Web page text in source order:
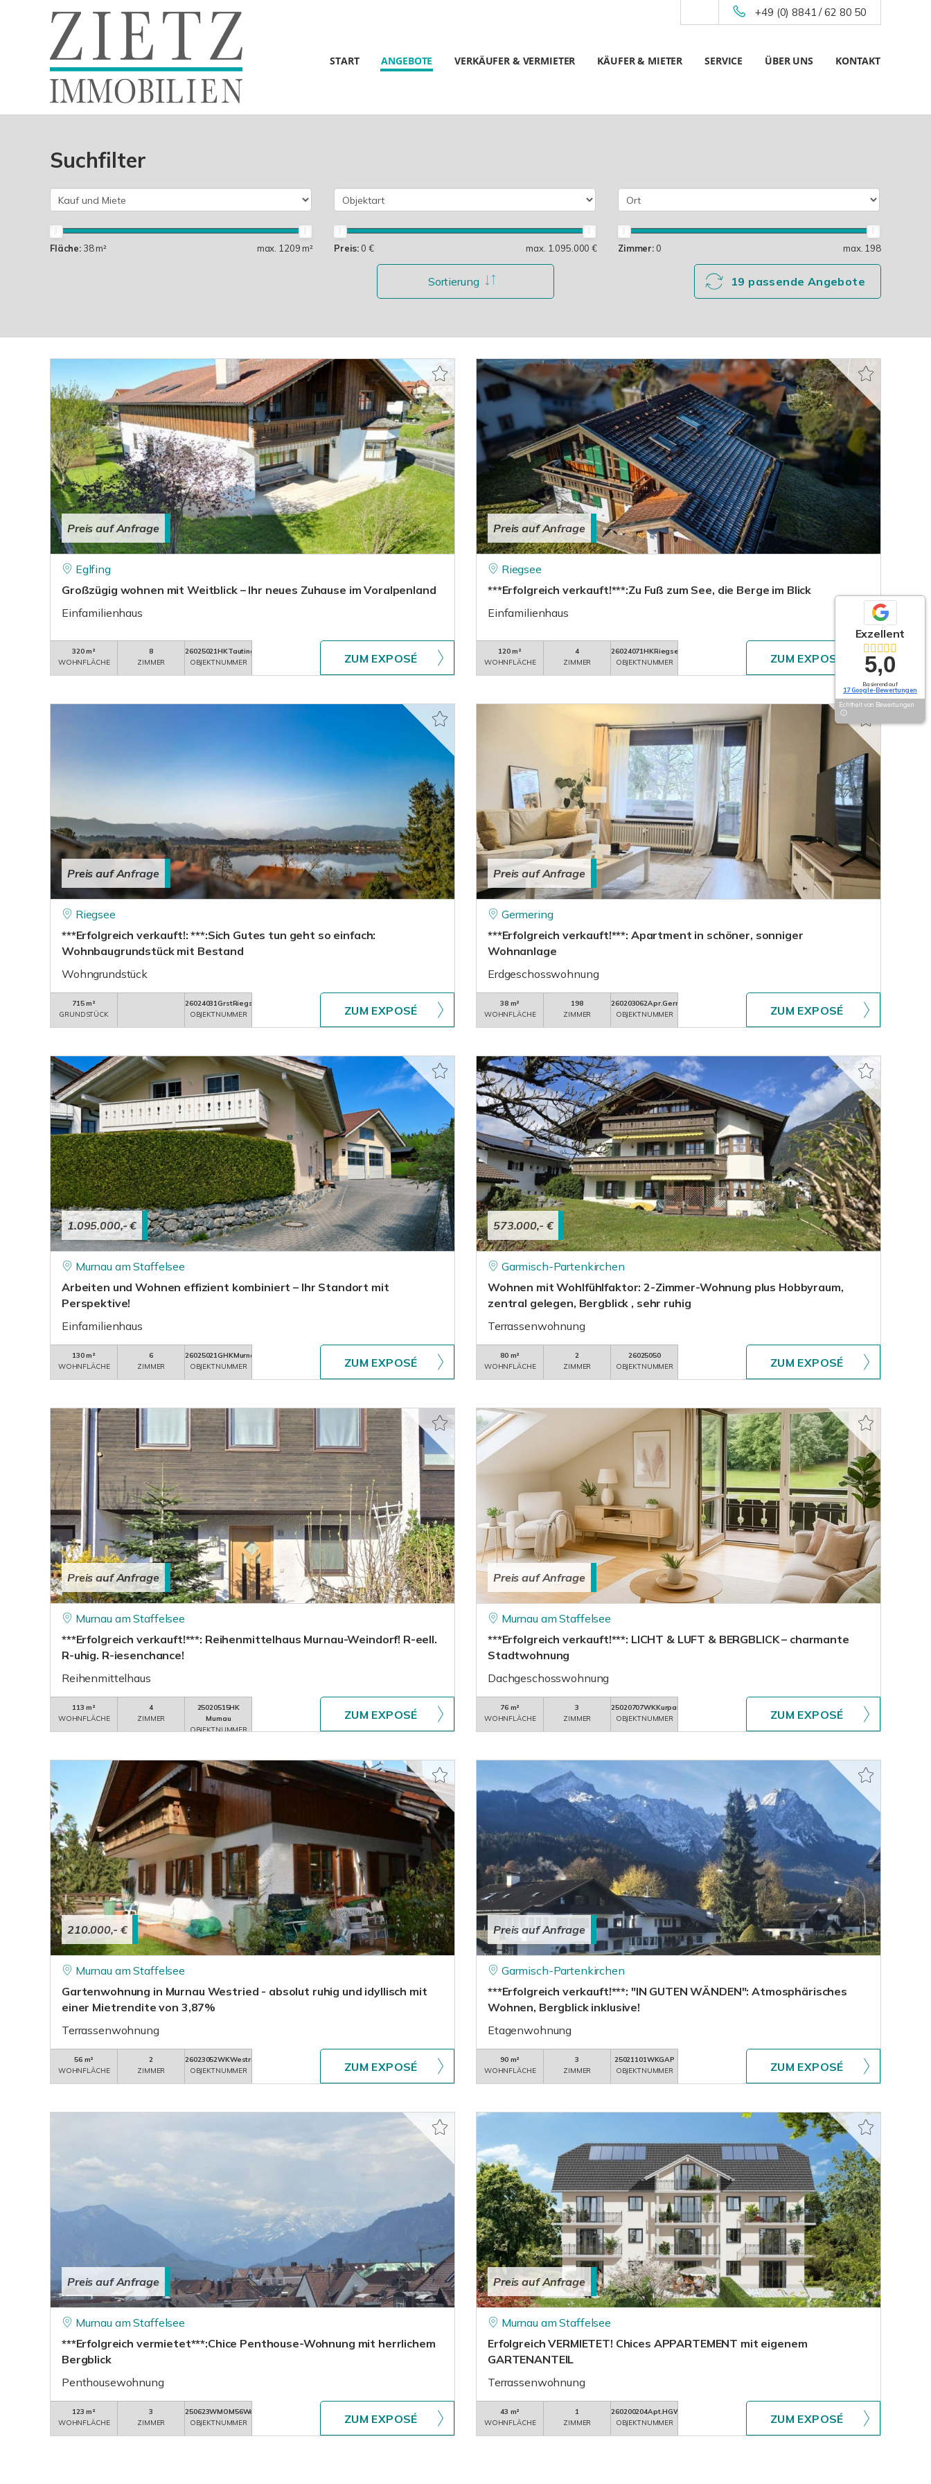
+49 (0) 8841 / 62 80 50
START ANGEBOTE VERKÄUFER & VERMIETER KÄUFER & MIETER SERVICE ÜBER UNS KONTAKT
Suchfilter
Fläche: 38 m² max. 1209 m² Preis: 0 € max. 1.095.000 € Zimmer: 0 max. 198
Sortierung 19 passende Angebote
Preis auf Anfrage
Eglfing
Großzügig wohnen mit Weitblick – Ihr neues Zuhause im Voralpenland
Einfamilienhaus
320 m²
WOHNFLÄCHE
8
ZIMMER
26025021HKTauting
OBJEKTNUMMER
ZUM EXPOSÉ
Preis auf Anfrage
Riegsee
***Erfolgreich verkauft!***:Zu Fuß zum See, die Berge im Blick
Einfamilienhaus
120 m²
WOHNFLÄCHE
4
ZIMMER
26024071HKRiegsee
OBJEKTNUMMER
ZUM EXPOSÉ
Preis auf Anfrage
Riegsee
***Erfolgreich verkauft!: ***:Sich Gutes tun geht so einfach:
Wohnbaugrundstück mit Bestand
Wohngrundstück
715 m²
GRUNDSTÜCK
26024031GrstRiegsee
OBJEKTNUMMER
ZUM EXPOSÉ
Preis auf Anfrage
Germering
***Erfolgreich verkauft!***: Apartment in schöner, sonniger
Wohnanlage
Erdgeschosswohnung
38 m²
WOHNFLÄCHE
198
ZIMMER
260203062Apr.Germering
OBJEKTNUMMER
ZUM EXPOSÉ
1.095.000,- €
Murnau am Staffelsee
Arbeiten und Wohnen effizient kombiniert – Ihr Standort mit
Perspektive!
Einfamilienhaus
130 m²
WOHNFLÄCHE
6
ZIMMER
26025021GHKMurnauWestried
OBJEKTNUMMER
ZUM EXPOSÉ
573.000,- €
Garmisch-Partenkirchen
Wohnen mit Wohlfühlfaktor: 2-Zimmer-Wohnung plus Hobbyraum,
zentral gelegen, Bergblick , sehr ruhig
Terrassenwohnung
80 m²
WOHNFLÄCHE
2
ZIMMER
26025050
OBJEKTNUMMER
ZUM EXPOSÉ
Preis auf Anfrage
Murnau am Staffelsee
***Erfolgreich verkauft!***: Reihenmittelhaus Murnau-Weindorf! R-eell.
R-uhig. R-iesenchance!
Reihenmittelhaus
113 m²
WOHNFLÄCHE
4
ZIMMER
25020515HK
Murnau
OBJEKTNUMMER
ZUM EXPOSÉ
Preis auf Anfrage
Murnau am Staffelsee
***Erfolgreich verkauft!***: LICHT & LUFT & BERGBLICK – charmante
Stadtwohnung
Dachgeschosswohnung
76 m²
WOHNFLÄCHE
3
ZIMMER
25020707WKKurpark
OBJEKTNUMMER
ZUM EXPOSÉ
210.000,- €
Murnau am Staffelsee
Gartenwohnung in Murnau Westried - absolut ruhig und idyllisch mit
einer Mietrendite von 3,87%
Terrassenwohnung
56 m²
WOHNFLÄCHE
2
ZIMMER
26023052WKWestried
OBJEKTNUMMER
ZUM EXPOSÉ
Preis auf Anfrage
Garmisch-Partenkirchen
***Erfolgreich verkauft!***: "IN GUTEN WÄNDEN": Atmosphärisches
Wohnen, Bergblick inklusive!
Etagenwohnung
90 m²
WOHNFLÄCHE
3
ZIMMER
25021101WKGAP
OBJEKTNUMMER
ZUM EXPOSÉ
Preis auf Anfrage
Murnau am Staffelsee
***Erfolgreich vermietet***:Chice Penthouse-Wohnung mit herrlichem
Bergblick
Penthousewohnung
123 m²
WOHNFLÄCHE
3
ZIMMER
250623WMOM56Wohng5
OBJEKTNUMMER
ZUM EXPOSÉ
Preis auf Anfrage
Murnau am Staffelsee
Erfolgreich VERMIETET! Chices APPARTEMENT mit eigenem
GARTENANTEIL
Terrassenwohnung
43 m²
WOHNFLÄCHE
1
ZIMMER
260200204Apt.HGW15
OBJEKTNUMMER
ZUM EXPOSÉ
Exzellent
5,0
Basierend auf
17 Google-Bewertungen
Echtheit von Bewertungen